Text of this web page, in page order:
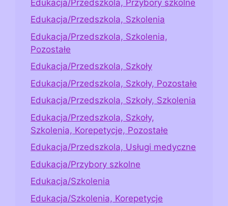
Edukacja/Przedszkola, Przybory szkolne
Edukacja/Przedszkola, Szkolenia
Edukacja/Przedszkola, Szkolenia,
Pozostałe
Edukacja/Przedszkola, Szkoły
Edukacja/Przedszkola, Szkoły, Pozostałe
Edukacja/Przedszkola, Szkoły, Szkolenia
Edukacja/Przedszkola, Szkoły,
Szkolenia, Korepetycje, Pozostałe
Edukacja/Przedszkola, Usługi medyczne
Edukacja/Przybory szkolne
Edukacja/Szkolenia
Edukacja/Szkolenia, Korepetycje